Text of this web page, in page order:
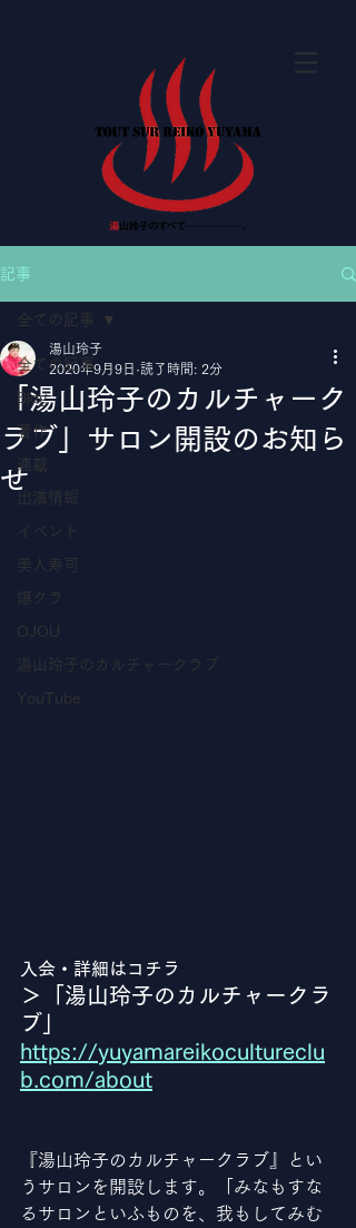
記事
全ての記事
Blog
著作
連載
出演情報
イベント
美人寿司
爆クラ
OJOU
湯山玲子のカルチャークラブ
YouTube
全ての記事
「湯山玲子のカルチャーク
ラブ」サロン開設のお知ら
せ
湯山玲子
2020年9月9日 読了時間: 2分
入会・詳細はコチラ
＞「湯山玲子のカルチャークラ
ブ」
https://yuyamareikocultureclu
b.com/about
『湯山玲子のカルチャークラブ』とい
うサロンを開設します。「みなもすな
るサロンといふものを、我もしてみむ